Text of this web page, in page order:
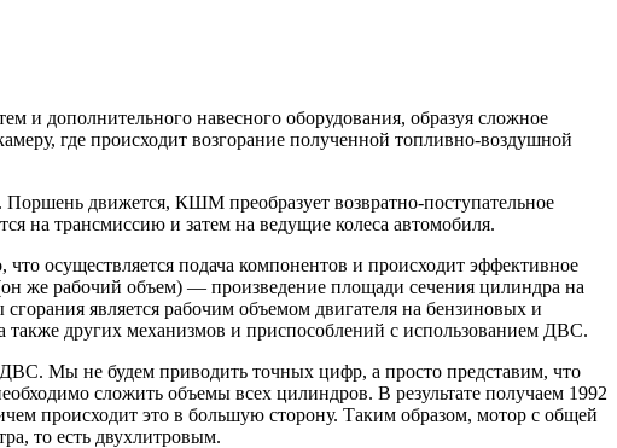
и дополнительного навесного оборудования, образуя сложное
где происходит возгорание полученной топливно-воздушной
Поршень движется, КШМ преобразует возвратно-поступательное
на трансмиссию и затем на ведущие колеса автомобиля.
что осуществляется подача компонентов и происходит эффективное
же рабочий объем) — произведение площади сечения цилиндра на
является рабочим объемом двигателя на бензиновых и
также других механизмов и приспособлений с использованием ДВС.
Мы не будем приводить точных цифр, а просто представим, что
сложить объемы всех цилиндров. В результате получаем 1992
происходит это в большую сторону. Таким образом, мотор с общей
то есть двухлитровым.